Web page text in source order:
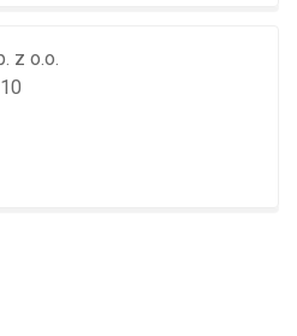
z o.o.